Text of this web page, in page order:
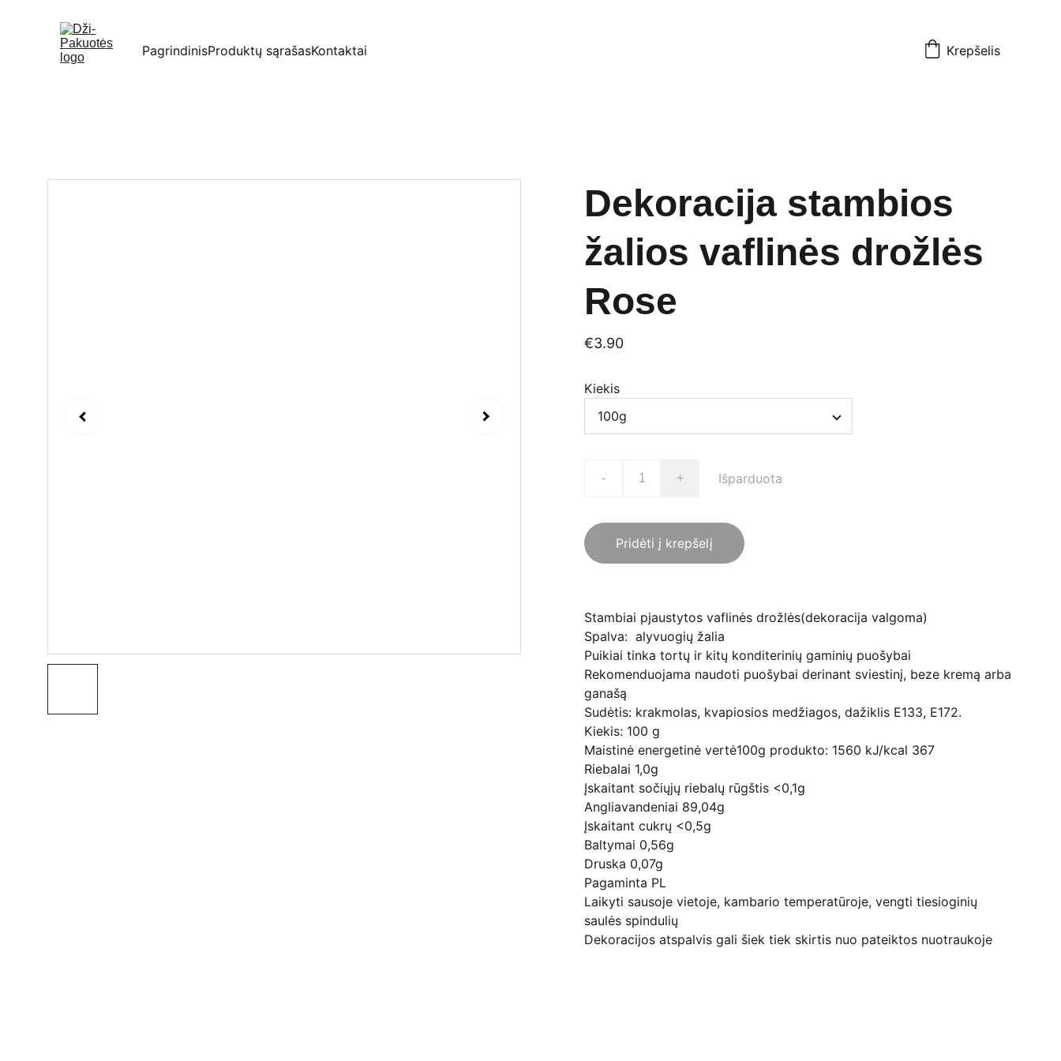
PagrindinisProduktų sąrašasKontaktai Krepšelis
Dekoracija stambios
žalios vaflinės drožlės
Rose
€3.90
Kiekis
- + Išparduota
Pridėti į krepšelį
Stambiai pjaustytos vaflinės drožlės(dekoracija valgoma)
Spalva: alyvuogių žalia
Puikiai tinka tortų ir kitų konditerinių gaminių puošybai
Rekomenduojama naudoti puošybai derinant sviestinį, beze kremą arba
ganašą
Sudėtis: krakmolas, kvapiosios medžiagos, dažiklis E133, E172.
Kiekis: 100 g
Maistinė energetinė vertė100g produkto: 1560 kJ/kcal 367
Riebalai 1,0g
Įskaitant sočiųjų riebalų rūgštis <0,1g
Angliavandeniai 89,04g
Įskaitant cukrų <0,5g
Baltymai 0,56g
Druska 0,07g
Pagaminta PL
Laikyti sausoje vietoje, kambario temperatūroje, vengti tiesioginių
saulės spindulių
Dekoracijos atspalvis gali šiek tiek skirtis nuo pateiktos nuotraukoje